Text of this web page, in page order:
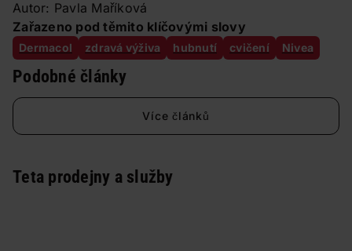
Autor: Pavla Maříková
Zařazeno pod těmito klíčovými slovy
Dermacol zdravá výživa hubnutí cvičení Nivea
Podobné články
Více článků
Teta prodejny a služby